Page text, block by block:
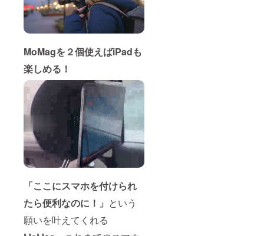
MoMagを２個使えばiPadも
楽しめる！
「ここにスマホを付けられ
たら便利なのに！」 という
願いを叶えてくれる